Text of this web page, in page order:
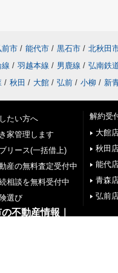
前市 / 能代市 / 黒石市 / 北秋田
線 / 羽越本線 / 男鹿線 / 弘南鉄
/ 秋田 / 大館 / 弘前 / 小柳 / 新
たい方へ
家管理します
リース(一括借上)
産の無料査定受付中
相談を無料受付中
選び
解約受
大館
秋田
能代
青森
弘前
不動産情報｜